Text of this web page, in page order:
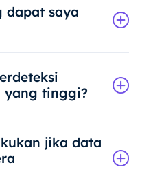
dapat saya
yang tinggi?
jika data